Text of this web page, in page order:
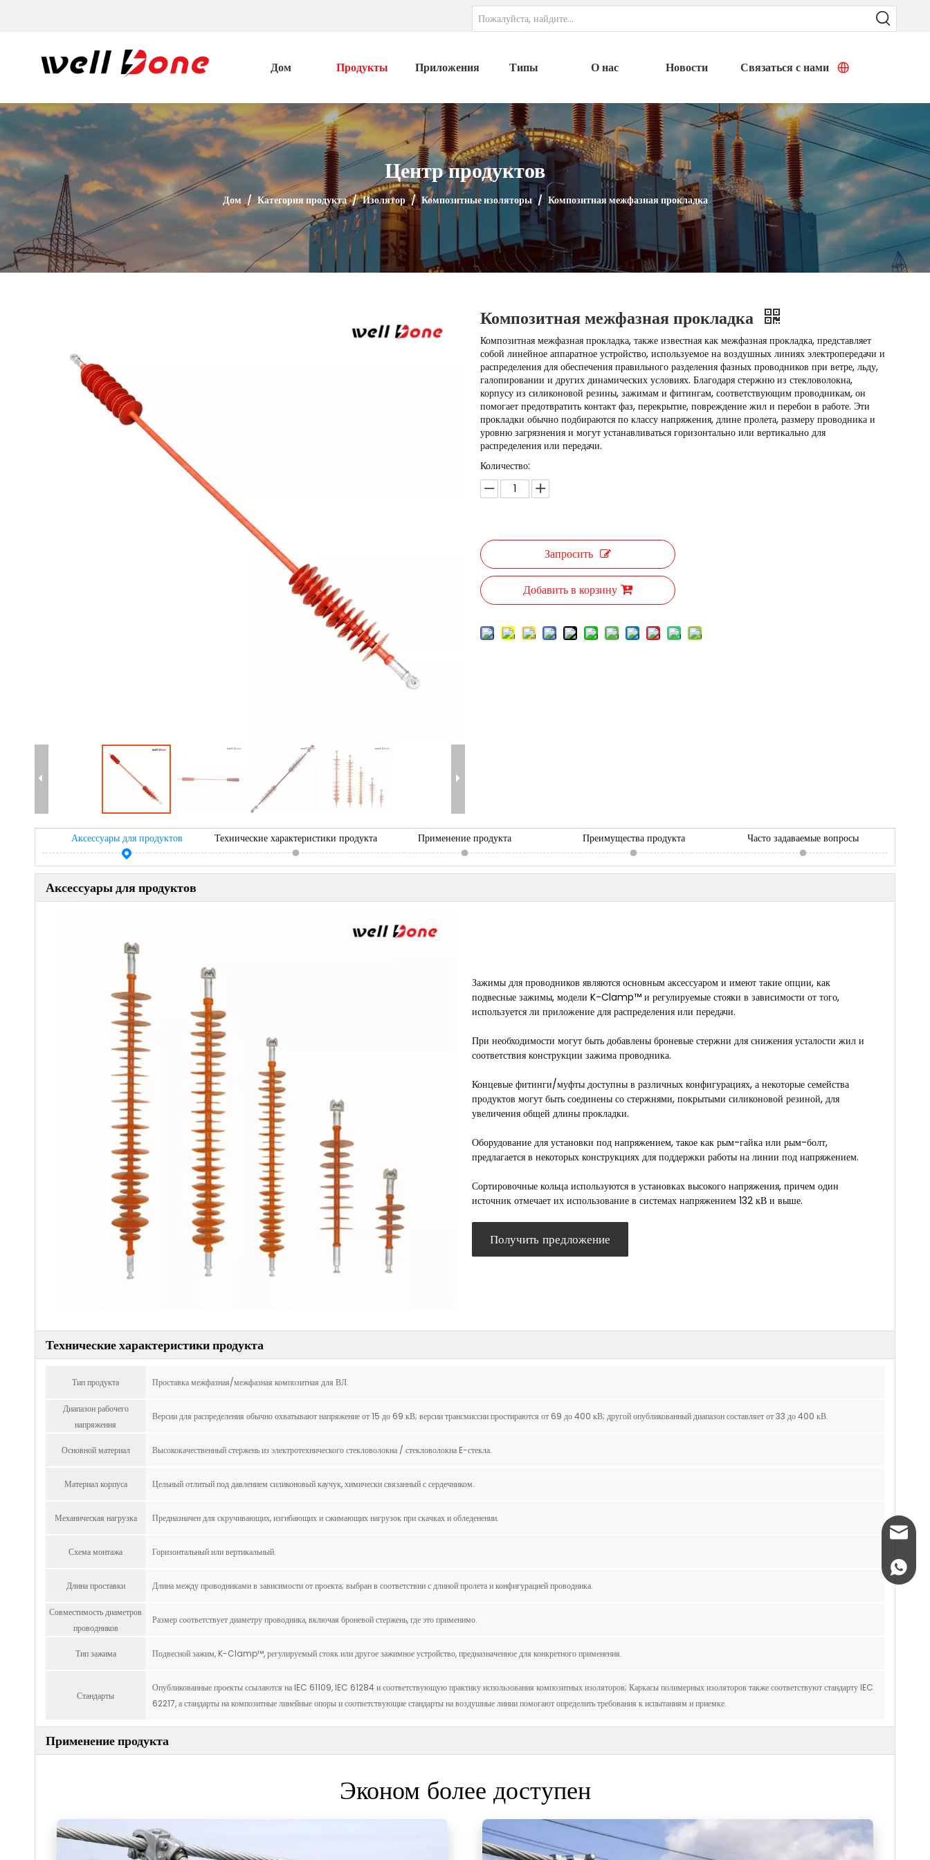
Дом Продукты Приложения Типы О нас Новости Связаться с нами
Центр продуктов
Дом / Категория продукта / Изолятор / Композитные изоляторы / Композитная межфазная прокладка
Композитная межфазная прокладка
Композитная межфазная прокладка, также известная как межфазная прокладка, представляет
собой линейное аппаратное устройство, используемое на воздушных линиях электропередачи и
распределения для обеспечения правильного разделения фазных проводников при ветре, льду,
галопировании и других динамических условиях. Благодаря стержню из стекловолокна,
корпусу из силиконовой резины, зажимам и фитингам, соответствующим проводникам, он
помогает предотвратить контакт фаз, перекрытие, повреждение жил и перебои в работе. Эти
прокладки обычно подбираются по классу напряжения, длине пролета, размеру проводника и
уровню загрязнения и могут устанавливаться горизонтально или вертикально для
распределения или передачи.
Количество:
Запросить
Добавить в корзину
Аксессуары для продуктов Технические характеристики продукта Применение продукта Преимущества продукта Часто задаваемые вопросы
Аксессуары для продуктов
Зажимы для проводников являются основным аксессуаром и имеют такие опции, как
подвесные зажимы, модели K-Clamp™ и регулируемые стояки в зависимости от того,
используется ли приложение для распределения или передачи.
При необходимости могут быть добавлены броневые стержни для снижения усталости жил и
соответствия конструкции зажима проводника.
Концевые фитинги/муфты доступны в различных конфигурациях, а некоторые семейства
продуктов могут быть соединены со стержнями, покрытыми силиконовой резиной, для
увеличения общей длины прокладки.
Оборудование для установки под напряжением, такое как рым-гайка или рым-болт,
предлагается в некоторых конструкциях для поддержки работы на линии под напряжением.
Сортировочные кольца используются в установках высокого напряжения, причем один
источник отмечает их использование в системах напряжением 132 кВ и выше.
Получить предложение
Технические характеристики продукта
Тип продукта Проставка межфазная/межфазная композитная для ВЛ.
Диапазон рабочего
напряжения
Версии для распределения обычно охватывают напряжение от 15 до 69 кВ; версии трансмиссии простираются от 69 до 400 кВ; другой опубликованный диапазон составляет от 33 до 400 кВ.
Основной материал Высококачественный стержень из электротехнического стекловолокна / стекловолокна E-стекла.
Материал корпуса Цельный отлитый под давлением силиконовый каучук, химически связанный с сердечником.
Механическая нагрузка Предназначен для скручивающих, изгибающих и сжимающих нагрузок при скачках и обледенении.
Схема монтажа Горизонтальный или вертикальный.
Длина проставки Длина между проводниками в зависимости от проекта; выбран в соответствии с длиной пролета и конфигурацией проводника.
Совместимость диаметров
проводников
Размер соответствует диаметру проводника, включая броневой стержень, где это применимо.
Тип зажима Подвесной зажим, K-Clamp™, регулируемый стояк или другое зажимное устройство, предназначенное для конкретного применения.
Стандарты
Опубликованные проекты ссылаются на IEC 61109, IEC 61284 и соответствующую практику использования композитных изоляторов; Каркасы полимерных изоляторов также соответствуют стандарту IEC
62217, а стандарты на композитные линейные опоры и соответствующие стандарты на воздушные линии помогают определить требования к испытаниям и приемке.
Применение продукта
Эконом более доступен
+86